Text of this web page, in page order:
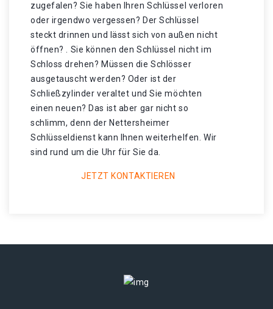
zugefalen? Sie haben Ihren Schlüssel verloren
oder irgendwo vergessen? Der Schlüssel
steckt drinnen und lässt sich von außen nicht
öffnen? . Sie können den Schlüssel nicht im
Schloss drehen? Müssen die Schlösser
ausgetauscht werden? Oder ist der
Schließzylinder veraltet und Sie möchten
einen neuen? Das ist aber gar nicht so
schlimm, denn der Nettersheimer
Schlüsseldienst kann Ihnen weiterhelfen. Wir
sind rund um die Uhr für Sie da.
JETZT KONTAKTIEREN